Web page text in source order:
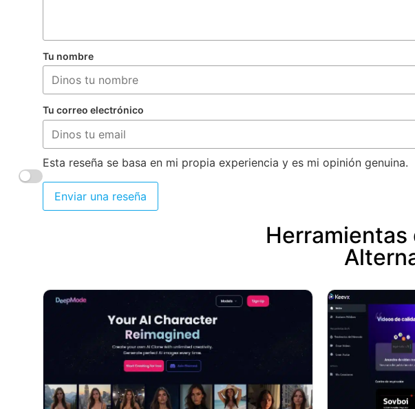
Tu nombre
Tu correo electrónico
Esta reseña se basa en mi propia experiencia y es mi opinión genuina.
Enviar una reseña